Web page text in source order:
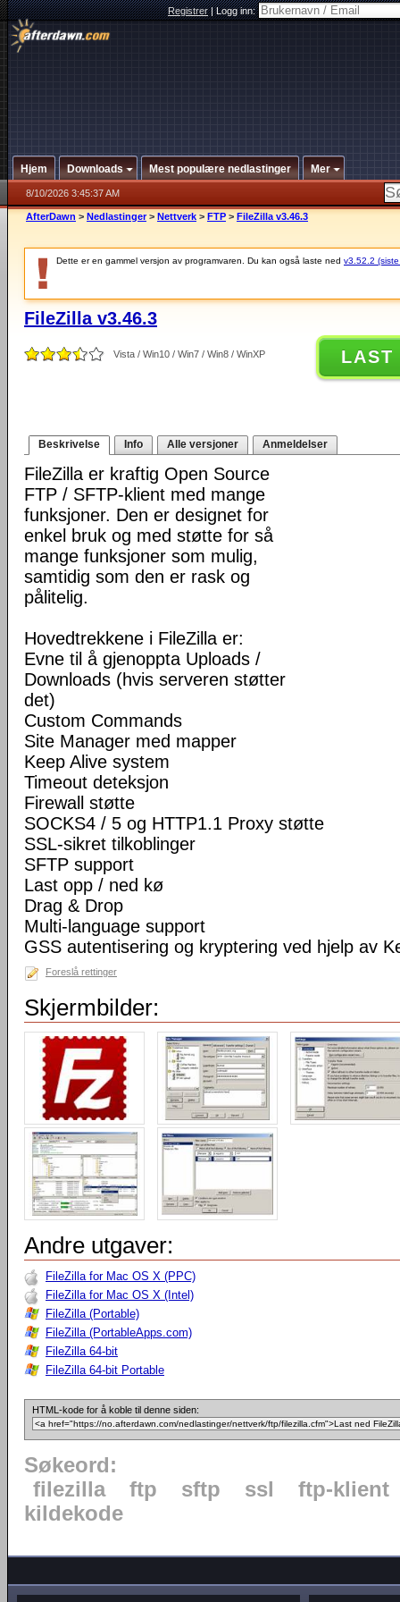
Registrer|Logg inn:
Hjem Downloads Mest populære nedlastinger Mer
8/10/2026 3:45:37 AM
AfterDawn > Nedlastinger > Nettverk > FTP > FileZilla v3.46.3
Dette er en gammel versjon av programvaren. Du kan også laste ned v3.52.2
FileZilla v3.46.3
Vista / Win10 / Win7 / Win8 / WinXP LAST
Beskrivelse Info Alle versjoner Anmeldelser
FileZilla er kraftig Open Source
FTP / SFTP-klient med mange
funksjoner. Den er designet for
enkel bruk og med støtte for så
mange funksjoner som mulig,
samtidig som den er rask og
pålitelig.
Hovedtrekkene i FileZilla er:
Evne til å gjenoppta Uploads /
Downloads (hvis serveren støtter
det)
Custom Commands
Site Manager med mapper
Keep Alive system
Timeout deteksjon
Firewall støtte
SOCKS4 / 5 og HTTP1.1 Proxy støtte
SSL-sikret tilkoblinger
SFTP support
Last opp / ned kø
Drag & Drop
Multi-language support
GSS autentisering og kryptering ved hjelp av
Foreslå rettinger
Skjermbilder:
Andre utgaver:
FileZilla for Mac OS X (PPC)
FileZilla for Mac OS X (Intel)
FileZilla (Portable)
FileZilla (PortableApps.com)
FileZilla 64-bit
FileZilla 64-bit Portable
HTML-kode for å koble til denne siden:
Søkeord:
filezilla
ftp sftp ssl
ftp-klient
kildekode